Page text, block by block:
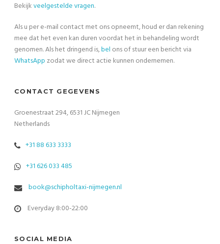
Bekijkveelgestelde vragen.
Als u per e-mail contact met ons opneemt, houd er dan rekening
mee dat het even kan duren voordat het in behandeling wordt
genomen. Als het dringend is,bel ons of stuur een bericht via
WhatsApp zodat we direct actie kunnen ondernemen.
CONTACT GEGEVENS
Groenestraat 294, 6531 JC Nijmegen
Netherlands
+31 88 633 3333
+31 626 033 485
book@schipholtaxi-nijmegen.nl
Everyday 8:00-22:00
SOCIAL MEDIA